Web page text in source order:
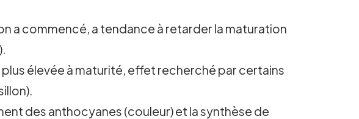
a commencé, a tendance à retarder la maturation
élevée à maturité, effet recherché par certains
des anthocyanes (couleur) et la synthèse de